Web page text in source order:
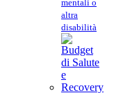
mentali o
altra
disabilità